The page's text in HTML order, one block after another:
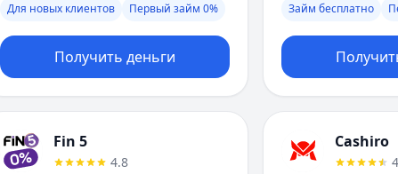
У
Х
Для новых клиентов Первый займ 0%
Получить деньги
Займ бесплатно
Fin 5
4.8
Cashiro